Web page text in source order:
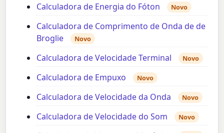
Calculadora de Energia do Fóton Novo
Calculadora de Comprimento de Onda de de
Broglie
Novo
Calculadora de Velocidade Terminal Novo
Calculadora de Empuxo Novo
Calculadora de Velocidade da Onda Novo
Calculadora de Velocidade do Som Novo